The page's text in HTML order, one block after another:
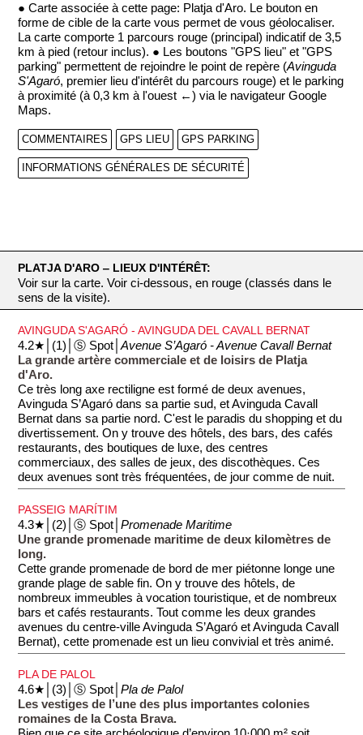
● Carte associée à cette page: Platja d'Aro. Le bouton en
forme de cible de la carte vous permet de vous géolocaliser.
La carte comporte 1 parcours rouge (principal) indicatif de 3,5
km à pied (retour inclus). ● Les boutons "GPS lieu" et "GPS
parking" permettent de rejoindre le point de repère (Avinguda
S'Agaró, premier lieu d'intérêt du parcours rouge) et le parking
à proximité (à 0,3 km à l'ouest ←) via le navigateur Google
Maps.
COMMENTAIRES GPS LIEU GPS PARKING
INFORMATIONS GÉNÉRALES DE SÉCURITÉ
PLATJA D'ARO ‒ LIEUX D'INTÉRÊT:
Voir sur la carte. Voir ci-dessous, en rouge (classés dans le
sens de la visite).
AVINGUDA S'AGARÓ - AVINGUDA DEL CAVALL BERNAT
4.2★│(1)│Ⓢ Spot│Avenue S’Agaró - Avenue Cavall Bernat
La grande artère commerciale et de loisirs de Platja
d'Aro.
Ce très long axe rectiligne est formé de deux avenues,
Avinguda S’Agaró dans sa partie sud, et Avinguda Cavall
Bernat dans sa partie nord. C'est le paradis du shopping et du
divertissement. On y trouve des hôtels, des bars, des cafés
restaurants, des boutiques de luxe, des centres
commerciaux, des salles de jeux, des discothèques. Ces
deux avenues sont très fréquentées, de jour comme de nuit.
PASSEIG MARÍTIM
4.3★│(2)│Ⓢ Spot│Promenade Maritime
Une grande promenade maritime de deux kilomètres de
long.
Cette grande promenade de bord de mer piétonne longe une
grande plage de sable fin. On y trouve des hôtels, de
nombreux immeubles à vocation touristique, et de nombreux
bars et cafés restaurants. Tout comme les deux grandes
avenues du centre-ville Avinguda S’Agaró et Avinguda Cavall
Bernat), cette promenade est un lieu convivial et très animé.
PLA DE PALOL
4.6★│(3)│Ⓢ Spot│Pla de Palol
Les vestiges de l’une des plus importantes colonies
romaines de la Costa Brava.